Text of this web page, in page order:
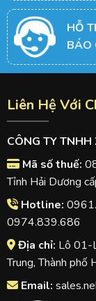
HỖ
BÁO
Liên Hệ Với
CÔNG TY
Mã số thuế:
Tỉnh Hải Dương
Hotline:
0974.839.686
Địa chỉ: Lô 01-
Trung, Thành phố
Email: